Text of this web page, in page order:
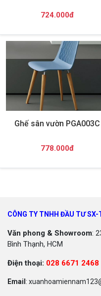
724.000đ
Ghế sân vườn PGA003C
778.000đ
CÔNG TY TNHH ĐẦU TƯ
Văn phong & Showroom:
Bình Thạnh, HCM
Điện thoại: 028 6671 2468
Email :